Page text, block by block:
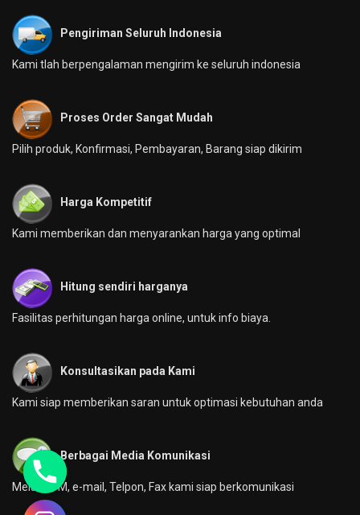
Pengiriman Seluruh Indonesia
Kami tlah berpengalaman mengirim ke seluruh indonesia
Proses Order Sangat Mudah
Pilih produk, Konfirmasi, Pembayaran, Barang siap dikirim
Harga Kompetitif
Kami memberikan dan menyarankan harga yang optimal
Hitung sendiri harganya
Fasilitas perhitungan harga online, untuk info biaya.
Konsultasikan pada Kami
Kami siap memberikan saran untuk optimasi kebutuhan anda
Berbagai Media Komunikasi
Melalui YM, e-mail, Telpon, Fax kami siap berkomunikasi